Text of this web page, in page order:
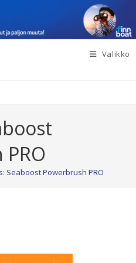
Valikko
Seaboost Powerbrush PRO